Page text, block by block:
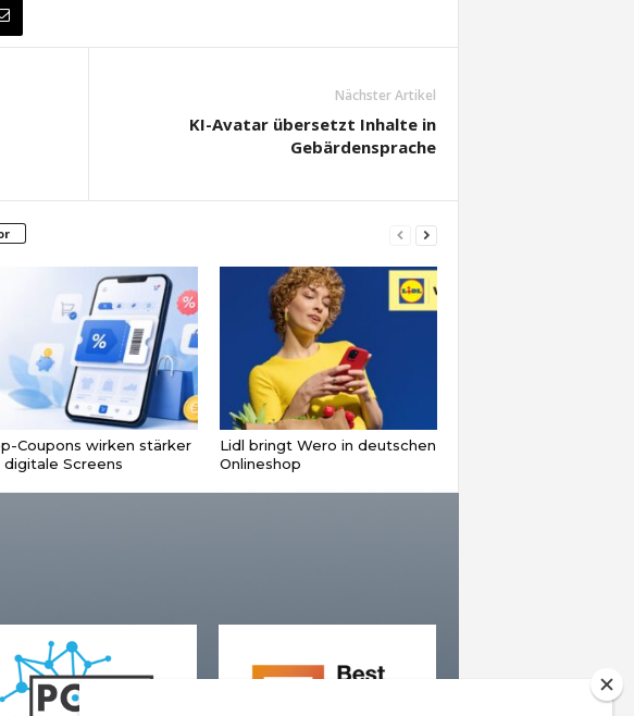
Nächster Artikel
KI-Avatar übersetzt Inhalte in
Gebärdensprache
Coupons wirken stärker
digitale Screens
Lidl bringt Wero in deutschen
Onlineshop